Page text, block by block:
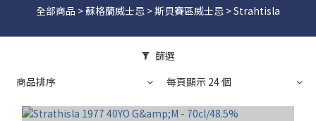
全部商品 >蘇格蘭威士忌 >斯貝賽區威士忌 >Strahtisla
篩選
商品排序
每頁顯示 24 個